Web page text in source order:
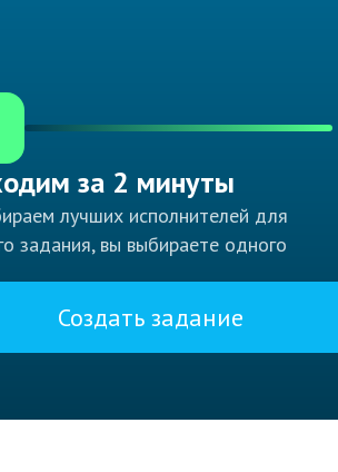
за 2 минуты
лучших исполнителей для
задания, вы выбираете одного
Создать задание